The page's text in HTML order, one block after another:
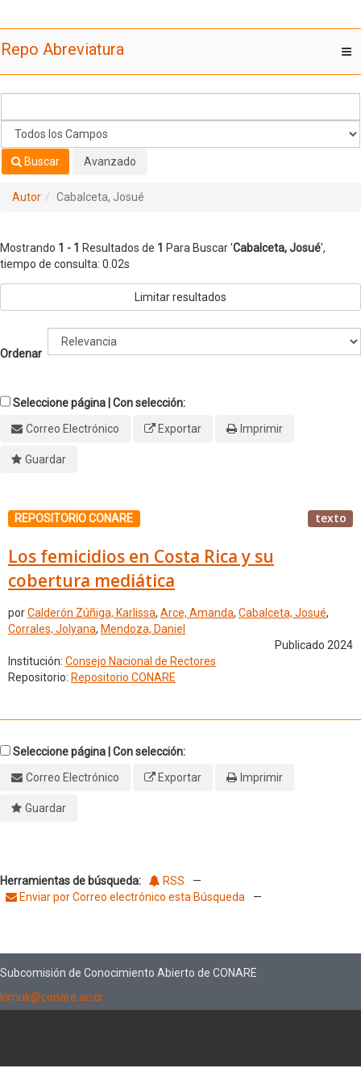
Repo Abreviatura
Buscar Avanzado
Autor Cabalceta, Josué
Mostrando 1 - 1 Resultados de 1 Para Buscar 'Cabalceta, Josué',
tiempo de consulta: 0.02s
Limitar resultados
Ordenar
Seleccione página | Con selección:
Correo Electrónico
Exportar Imprimir
Guardar
REPOSITORIO CONARE texto
Los femicidios en Costa Rica y su
cobertura mediática
porCalderón Zúñiga, Karlissa, Arce, Amanda, Cabalceta, Josué,
Corrales, Jolyana, Mendoza, Daniel
Publicado 2024
Institución: Consejo Nacional de Rectores
Repositorio: Repositorio CONARE
Seleccione página | Con selección:
Correo Electrónico
Exportar Imprimir
Guardar
Herramientas de búsqueda: RSS
—
Enviar por Correo electrónico esta Búsqueda
—
Subcomisión de Conocimiento Abierto de CONARE
kimuk@conare.ac.cr